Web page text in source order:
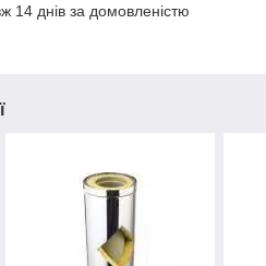
14 днів за домовленістю